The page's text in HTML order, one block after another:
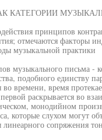
КАТЕГОРИИ
принципов
отмечаются факторы
музыкальной практики
музыкального письма -
подобного единству
во времени, время
раскрывается во
монодийном
которые слухом могут
сопряжения